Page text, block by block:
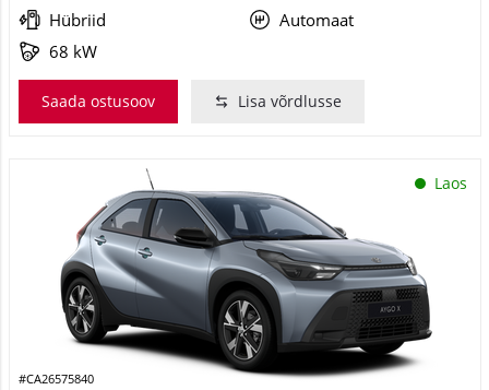
Hübriid
Automaat
68 kW
Saada ostusoov Lisa võrdlusse
Laos
#CA26575840